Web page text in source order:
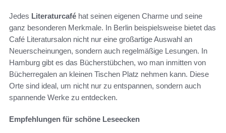
Jedes Literaturcafé hat seinen eigenen Charme und seine
ganz besonderen Merkmale. In Berlin beispielsweise bietet das
Café Literatursalon nicht nur eine großartige Auswahl an
Neuerscheinungen, sondern auch regelmäßige Lesungen. In
Hamburg gibt es das Bücherstübchen, wo man inmitten von
Bücherregalen an kleinen Tischen Platz nehmen kann. Diese
Orte sind ideal, um nicht nur zu entspannen, sondern auch
spannende Werke zu entdecken.
Empfehlungen für schöne Leseecken